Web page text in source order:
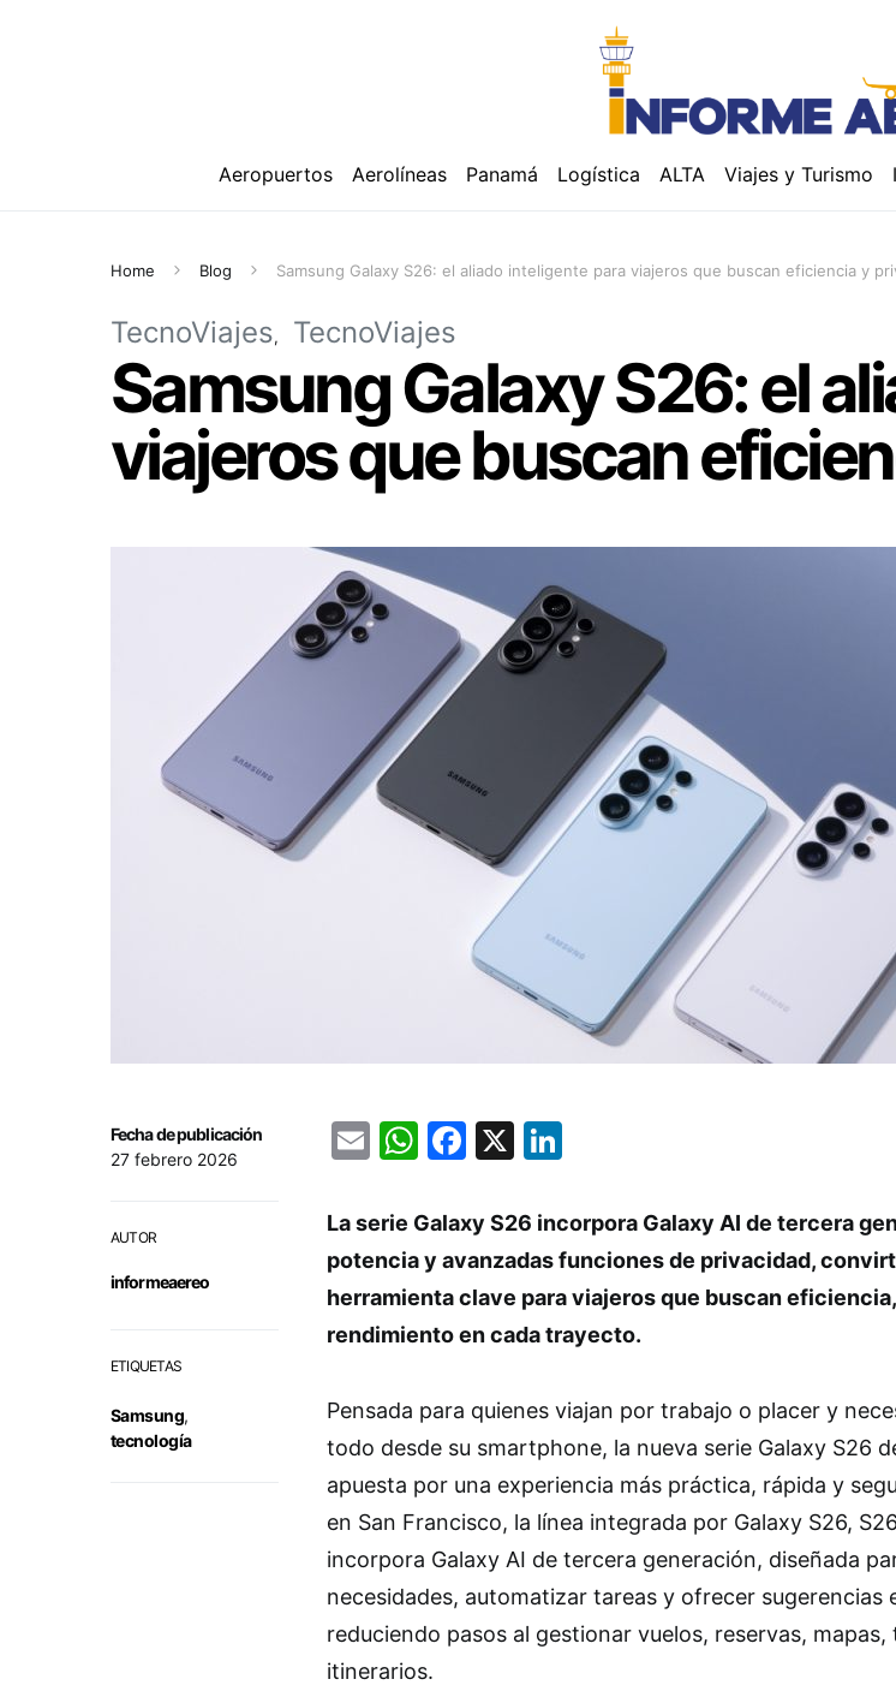
Aeropuertos Aerolíneas Panamá Logística ALTA Viajes y Turismo
Home Blog Samsung Galaxy S26: el aliado inteligente para viajeros que buscan eficiencia y
TecnoViajes TecnoViajes
Samsung Galaxy S26: el
viajeros que buscan
Fecha de publicación
27 febrero 2026
AUTOR
informeaereo
ETIQUETAS
Samsung,
tecnología
EmailWhatsApp
Facebook
X
La serie Galaxy S26 incorpora Galaxy AI de tercera
potencia y avanzadas funciones de privacidad,
herramienta clave para viajeros que buscan
rendimiento en cada trayecto.
Pensada para quienes viajan por trabajo o placer y
todo desde su smartphone, la nueva serie Galaxy S26
apuesta por una experiencia más práctica, rápida y
en San Francisco, la línea integrada por Galaxy S26,
incorpora Galaxy AI de tercera generación, diseñada
necesidades, automatizar tareas y ofrecer sugerencias
reduciendo pasos al gestionar vuelos, reservas,
itinerarios.